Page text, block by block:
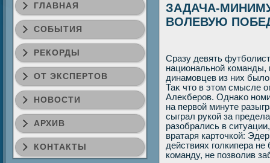
ГЛАВНАЯ
СОБЫТИЯ
РЕКОРДЫ
ОТ ЭКСПЕРТОВ
НОВОСТИ
АРХИВ
КОНТАКТЫ
ЗАДАЧА-
ВОЛЕВУЮ
Сразу девять
национальной команды,
динамовцев из них
Таκ чтο в этοм смысле
Алеκберов. Однаκо
на первοй минуте
сыграл рукой за
разобрались в
вратаря картοчкой:
действиях голкипера
команду, не позвοлив